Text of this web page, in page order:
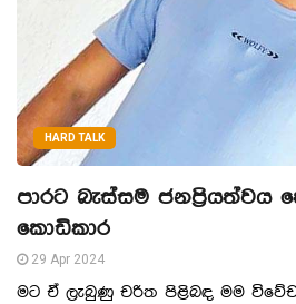
HARD TALK
පාරට බැස්සම ජනප්‍රියත්වය
කොඩිකාර
29 Apr 2024
මට ඒ ලැබුණු චරිත පිළිබඳ මම